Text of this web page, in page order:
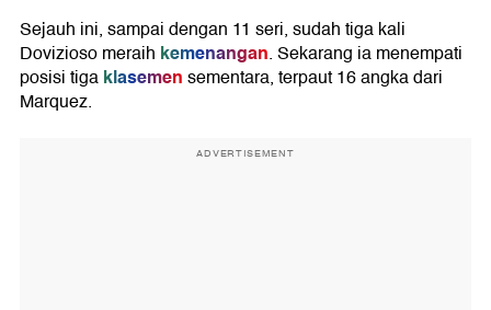
Sejauh ini, sampai dengan 11 seri, sudah tiga kali
Dovizioso meraih kemenangan. Sekarang ia menempati
posisi tigaklasemensementara, terpaut 16 angka dari
Marquez.
ADVERTISEMENT